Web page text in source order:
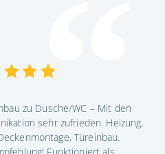
zu Dusche/WC – Mit den
sehr zufrieden. Heizung,
Türeinbau.
Funktioniert als